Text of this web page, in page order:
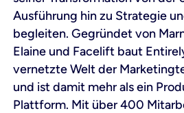
Ausführung hin zu Strategie
begleiten. Gegründet von
Elaine und Facelift baut
vernetzte Welt der
und ist damit mehr als ein
Plattform. Mit über 400